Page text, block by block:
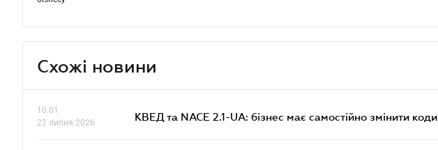
Схожі новини
10.01
22 липня 2026
КВЕД та NACE 2.1-UA: бізнес має самостійно змінити коди